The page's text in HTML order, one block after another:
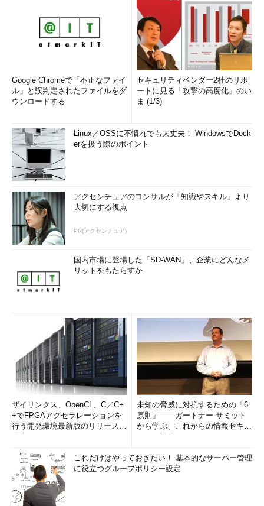
Google Chromeで「不正なファイ
ル」と誤判定されたファイルをダ
ウンロードする
セキュリティベンダー2社のリポ
ートに見る「攻撃の高度化」のい
ま (1/3)
Linux／OSSに不慣れでも大丈夫！ WindowsでDock
erを扱う際のポイント
アクセンチュアのコンサルが「知識やスキル」より
大切にする視点
PR(アクセンチュア)
国内市場に登場した「SD-WAN」、企業にどんなメ
リットをもたらすか
ザイリンクス、OpenCL、C／C+
+でFPGAアクセラレーションを
行う開発環境最新版のリリースを
未知の脅威に対抗するための「6
原則」――ガートナー サミット
から学ぶ、これからの情報セキュ
これだけはやっておきたい！ 基本的なサーバー管理
に役立つグループポリシー設定